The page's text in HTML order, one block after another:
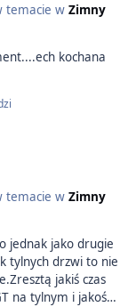
temacie w Zimny
kochana
temacie w Zimny
jednak jako drugie
tylnych drzwi to nie
jakiś czas
na tylnym i jakoś